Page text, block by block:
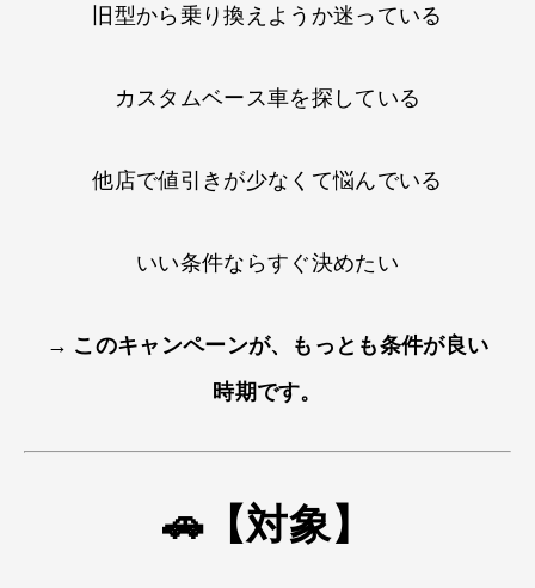
旧型から​乗り換えようか迷っている
カスタムベース車を​探している
他店で値引きが少なくて悩んで​いる
いい条件ならすぐ決めたい
→ このキャンペーンが​、​もっとも条件が良い
時期で​す。​
🚗【対象】